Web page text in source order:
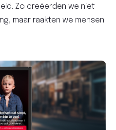
Zo creëerden we niet
maar raakten we mensen